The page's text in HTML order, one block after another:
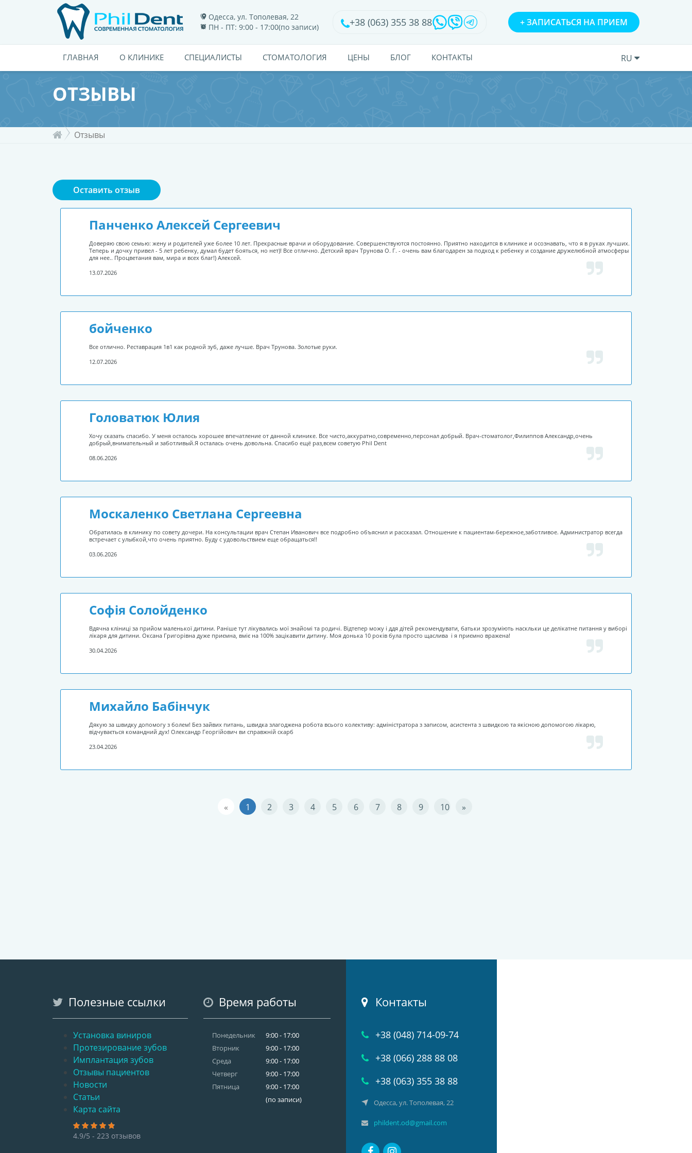
Одесса, ул. Тополевая, 22
ПН - ПТ: 9:00 - 17:00(по записи)
+38 (063) 355 38 88 +ЗАПИСАТЬСЯ НА ПРИЕМ
ГЛАВНАЯ О КЛИНИКЕ СПЕЦИАЛИСТЫ CТОМАТОЛОГИЯ ЦЕНЫ БЛОГ КОНТАКТЫ RU
ОТЗЫВЫ
Отзывы
Оставить отзыв
Панченко Алексей Сергеевич
Доверяю свою семью: жену и родителей уже более 10 лет. Прекрасные врачи и оборудование. Совершенствуются постоянно. Приятно находится в клинике и осознавать, что я в руках лучших.
Теперь и дочку привел - 5 лет ребенку, думал будет бояться, но нет)! Все отлично. Детский врач Трунова О. Г. - очень вам благодарен за подход к ребенку и создание дружелюбной атмосферы
для нее.. Процветания вам, мира и всех благ!) Алексей.
13.07.2026
бойченко
Все отлично. Реставрация 1в1 как родной зуб, даже лучше. Врач Трунова. Золотые руки.
12.07.2026
Головатюк Юлия
Хочу сказать спасибо. У меня осталось хорошее впечатление от данной клинике. Все чисто,аккуратно,современно,персонал добрый. Врач-стоматолог,Филиппов Александр,очень
добрый,внимательный и заботливый.Я осталась очень довольна. Спасибо ещё раз,всем советую Phil Dent
08.06.2026
Москаленко Светлана Сергеевна
Обратилась в клинику по совету дочери. На консультации врач Степан Иванович все подробно объяснил и рассказал. Отношение к пациентам-бережное,заботливое. Администратор всегда
встречает с улыбкой,что очень приятно. Буду с удовольствием еще обращаться!!
03.06.2026
Софія Солойденко
Вдячна кліниці за прийом маленької дитини. Раніше тут лікувались мої знайомі та родичі. Відтепер можу і ддя дітей рекомендувати, батьки зрозуміють наскльки це делікатне питання у виборі
лікаря для дитини. Оксана Григорівна дуже приємна, вміє на 100% зацікавити дитину. Моя донька 10 років була просто щаслива і я приємно вражена!
30.04.2026
Михайло Бабінчук
Дякую за швидку допомогу з болем! Без зайвих питань, швидка злагоджена робота всього колективу: адміністратора з записом, асистента з швидкою та якісною допомогою лікарю,
відчувається командний дух! Олександр Георгійович ви справжній скарб
23.04.2026
« 1 2 3 4 5 6 7 8 9 10 »
Полезные ссылки
Установка виниров
Протезирование зубов
Имплантация зубов
Отзывы пациентов
Новости
Статьи
Карта сайта
4.9/5 - 223 отзывов
Время работы
Понедельник
Вторник
Среда
Четверг
Пятница
9:00 - 17:00
9:00 - 17:00
9:00 - 17:00
9:00 - 17:00
9:00 - 17:00
(по записи)
Контакты
+38 (048) 714-09-74
+38 (066) 288 88 08
+38 (063) 355 38 88
Одесса, ул. Тополевая, 22
phildent.od@gmail.com